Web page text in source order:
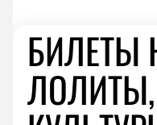
БИЛЕТЫ